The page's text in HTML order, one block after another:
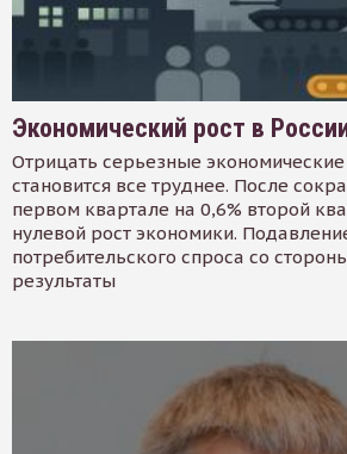
Экономический рост в
Отрицать серьезные
становится все труднее. После
первом квартале на 0,6% второй
нулевой рост экономики.
потребительского спроса со
результаты